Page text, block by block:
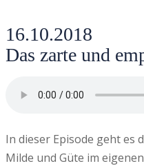
16.10.2018
Das zarte und
In dieser Episode geht es
Milde und Güte im